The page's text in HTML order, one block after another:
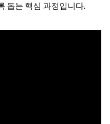
돕는 핵심 과정입니다.